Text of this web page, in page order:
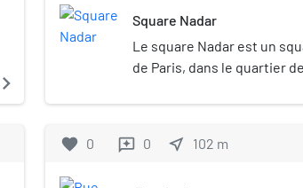
navigate_next
Square Nadar
Le square Nadar est un
de Paris, dans le quartier
favorite 0 reviews 0 near_me 102 m